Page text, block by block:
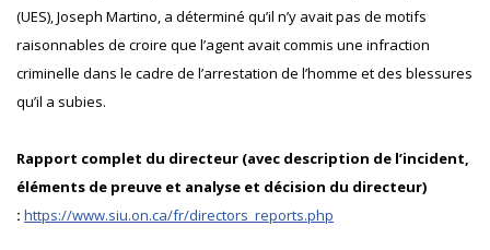
(UES), Joseph Martino, a déterminé qu’il n’y avait pas de motifs
raisonnables de croire que l’agent avait commis une infraction
criminelle dans le cadre de l’arrestation de l’homme et des blessures
qu’il a subies.
Rapport complet du directeur (avec description de l’incident,
éléments de preuve et analyse et décision du directeur)
: https://www.siu.on.ca/fr/directors_reports.php